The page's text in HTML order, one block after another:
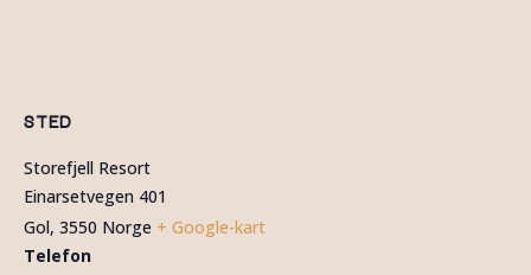
STED
Storefjell Resort
Einarsetvegen 401
Gol, 3550 Norge + Google-kart
Telefon